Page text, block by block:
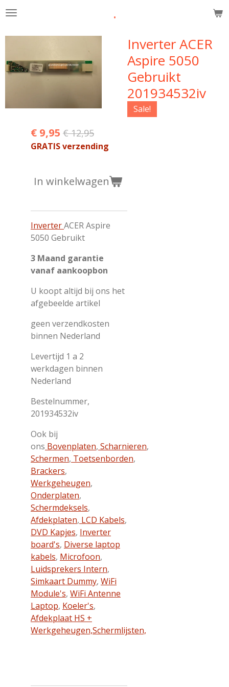
Ga
naar
hoofdinhoud
.
Inverter ACER
Aspire 5050
Gebruikt
201934532iv
Sale!
€ 9,95 € 12,95
GRATIS verzending
In winkelwagen
InverterACER Aspire
5050 Gebruikt
3 Maand garantie
vanaf aankoopbon
U koopt altijd bij ons het
afgebeelde artikel
geen verzendkosten
binnen Nederland
Levertijd 1 a 2
werkdagen binnen
Nederland
Bestelnummer,
201934532iv
Ook bij
ons Bovenplaten, Scharnieren,
Schermen, Toetsenborden,
Brackers,
Werkgeheugen,
Onderplaten,
Schermdeksels,
Afdekplaten, LCD Kabels,
DVD Kapjes, Inverter
board's, Diverse laptop
kabels, Microfoon,
Luidsprekers Intern,
Simkaart Dummy, WiFi
Module's, WiFi Antenne
Laptop, Koeler's,
Afdekplaat HS +
Werkgeheugen,Schermlijsten,